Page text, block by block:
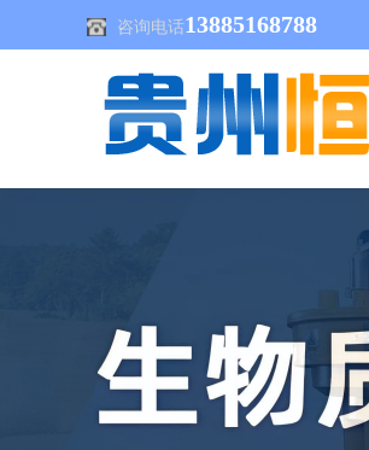
咨询电话13885168788